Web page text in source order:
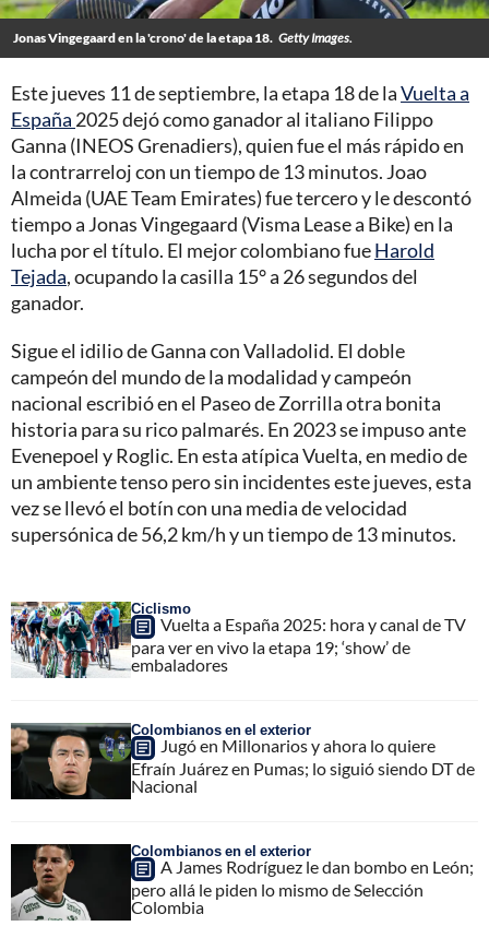
Jonas Vingegaard en la 'crono' de la etapa 18. Getty Images.
Este jueves 11 de septiembre, la etapa 18 de laVuelta a
España 2025 dejó como ganador al italiano Filippo
Ganna (INEOS Grenadiers), quien fue el más rápido en
la contrarreloj con un tiempo de 13 minutos. Joao
Almeida (UAE Team Emirates) fue tercero y le descontó
tiempo a Jonas Vingegaard (Visma Lease a Bike) en la
lucha por el título. El mejor colombiano fueHarold
Tejada, ocupando la casilla 15° a 26 segundos del
ganador.
Sigue el idilio de Ganna con Valladolid. El doble
campeón del mundo de la modalidad y campeón
nacional escribió en el Paseo de Zorrilla otra bonita
historia para su rico palmarés. En 2023 se impuso ante
Evenepoel y Roglic. En esta atípica Vuelta, en medio de
un ambiente tenso pero sin incidentes este jueves, esta
vez se llevó el botín con una media de velocidad
supersónica de 56,2 km/h y un tiempo de 13 minutos.
Ciclismo
Vuelta a España 2025: hora y canal de TV
para ver en vivo la etapa 19; ‘show’ de
embaladores
Colombianos en el exterior
Jugó en Millonarios y ahora lo quiere
Efraín Juárez en Pumas; lo siguió siendo DT de
Nacional
Colombianos en el exterior
A James Rodríguez le dan bombo en León;
pero allá le piden lo mismo de Selección
Colombia